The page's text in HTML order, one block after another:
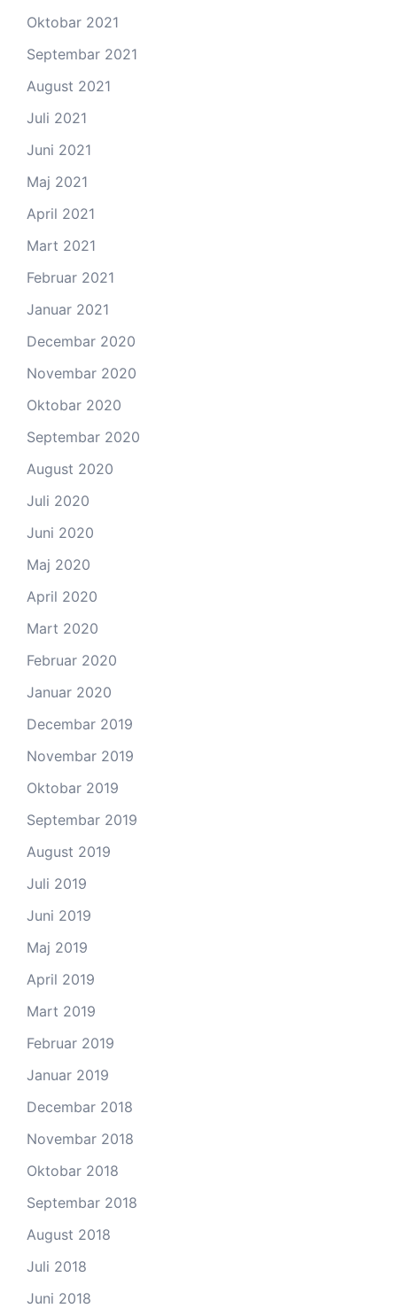
Oktobar 2021
Septembar 2021
August 2021
Juli 2021
Juni 2021
Maj 2021
April 2021
Mart 2021
Februar 2021
Januar 2021
Decembar 2020
Novembar 2020
Oktobar 2020
Septembar 2020
August 2020
Juli 2020
Juni 2020
Maj 2020
April 2020
Mart 2020
Februar 2020
Januar 2020
Decembar 2019
Novembar 2019
Oktobar 2019
Septembar 2019
August 2019
Juli 2019
Juni 2019
Maj 2019
April 2019
Mart 2019
Februar 2019
Januar 2019
Decembar 2018
Novembar 2018
Oktobar 2018
Septembar 2018
August 2018
Juli 2018
Juni 2018